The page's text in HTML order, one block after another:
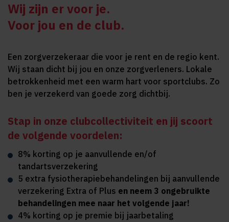
Wij zijn er voor je.
Voor jou en de club.
Een zorgverzekeraar die voor je rent en de regio kent.
Wij staan dicht bij jou en onze zorgverleners. Lokale
betrokkenheid met een warm hart voor sportclubs. Zo
ben je verzekerd van goede zorg dichtbij.
Stap in onze clubcollectiviteit en jij scoort
de volgende voordelen:
8% korting op je aanvullende en/of
tandartsverzekering
5 extra fysiotherapiebehandelingen bij aanvullende
verzekering Extra of Plus en neem 3 ongebruikte
behandelingen mee naar het volgende jaar!
4% korting op je premie bij jaarbetaling